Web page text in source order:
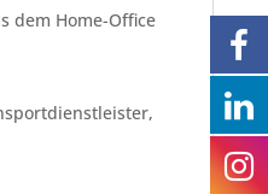
dem Home-Office